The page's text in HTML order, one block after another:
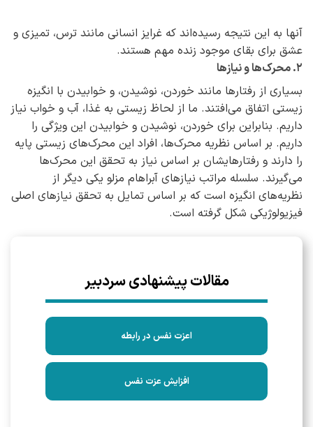
آنها به این نتیجه رسیده‌اند که غرایز انسانی مانند ترس، تمیزی و
عشق برای بقای موجود زنده مهم هستند.
۲. محرک‌ها و نیازها
بسیاری از رفتارها مانند خوردن، نوشیدن، و خوابیدن با انگیزه‌
زیستی اتفاق می‌افتند. ما از لحاظ زیستی به غذا، آب و خواب نیاز
داریم. بنابراین برای خوردن، نوشیدن و خوابیدن این ویژگی را
داریم. بر اساس نظریه‌ محرک‌ها، افراد این محرک‌های زیستی پایه
را دارند و رفتارهایشان بر اساس نیاز به تحقق این محرک‌ها
می‌گیرند. سلسله مراتب نیازهای آبراهام مزلو یکی دیگر از
نظریه‌های انگیزه است که بر اساس تمایل به تحقق نیازهای اصلی
فیزیولوژیکی شکل گرفته است.
مقالات پیشنهادی سردبیر
اعزت نفس در رابطه
افزایش عزت نفس